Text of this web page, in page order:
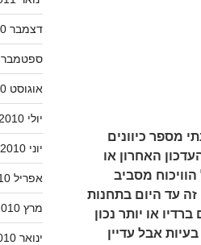
מספר כיוונים
האחרון או
מסביב
עד היום בתחנות
או יותר נכון
אבל עדיין
דצמבר 2010
ספטמבר 2010
אוגוסט 2010
יולי 2010
יוני 2010
אפריל 2010
מרץ 2010
ינואר 2010